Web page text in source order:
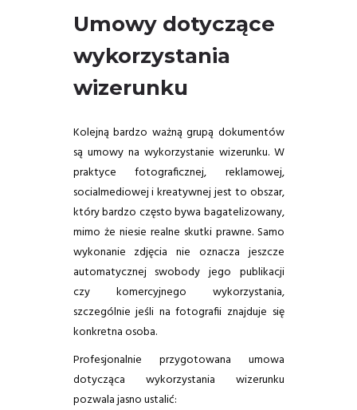
Umowy dotyczące
wykorzystania
wizerunku
Kolejną bardzo ważną grupą dokumentów
są umowy na wykorzystanie wizerunku. W
praktyce fotograficznej, reklamowej,
socialmediowej i kreatywnej jest to obszar,
który bardzo często bywa bagatelizowany,
mimo że niesie realne skutki prawne. Samo
wykonanie zdjęcia nie oznacza jeszcze
automatycznej swobody jego publikacji
czy komercyjnego wykorzystania,
szczególnie jeśli na fotografii znajduje się
konkretna osoba.
Profesjonalnie przygotowana umowa
dotycząca wykorzystania wizerunku
pozwala jasno ustalić: